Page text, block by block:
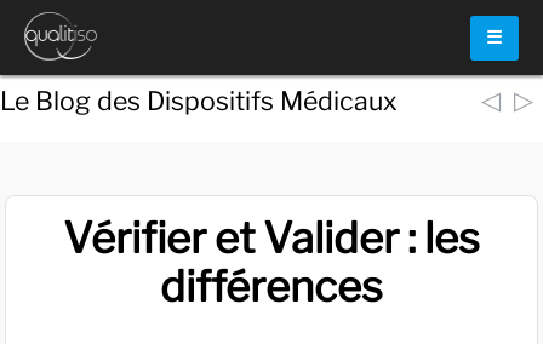
☰
Le Blog des Dispositifs Médicaux ◁ ▷
Vérifier et Valider : les
différences